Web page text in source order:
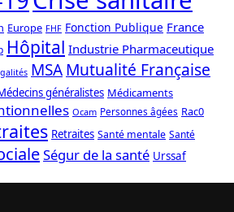
Europe FHF Fonction Publique France
Hôpital Industrie Pharmaceutique
MSAMutualité Française
généralistes Médicaments
Ocam Personnes âgées Rac0
Retraites Santé mentale Santé
Ségur de la santé Urssaf